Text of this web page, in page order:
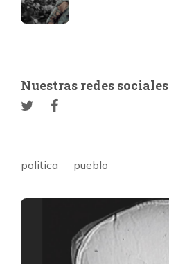
Nuestras redes sociales
politica pueblo